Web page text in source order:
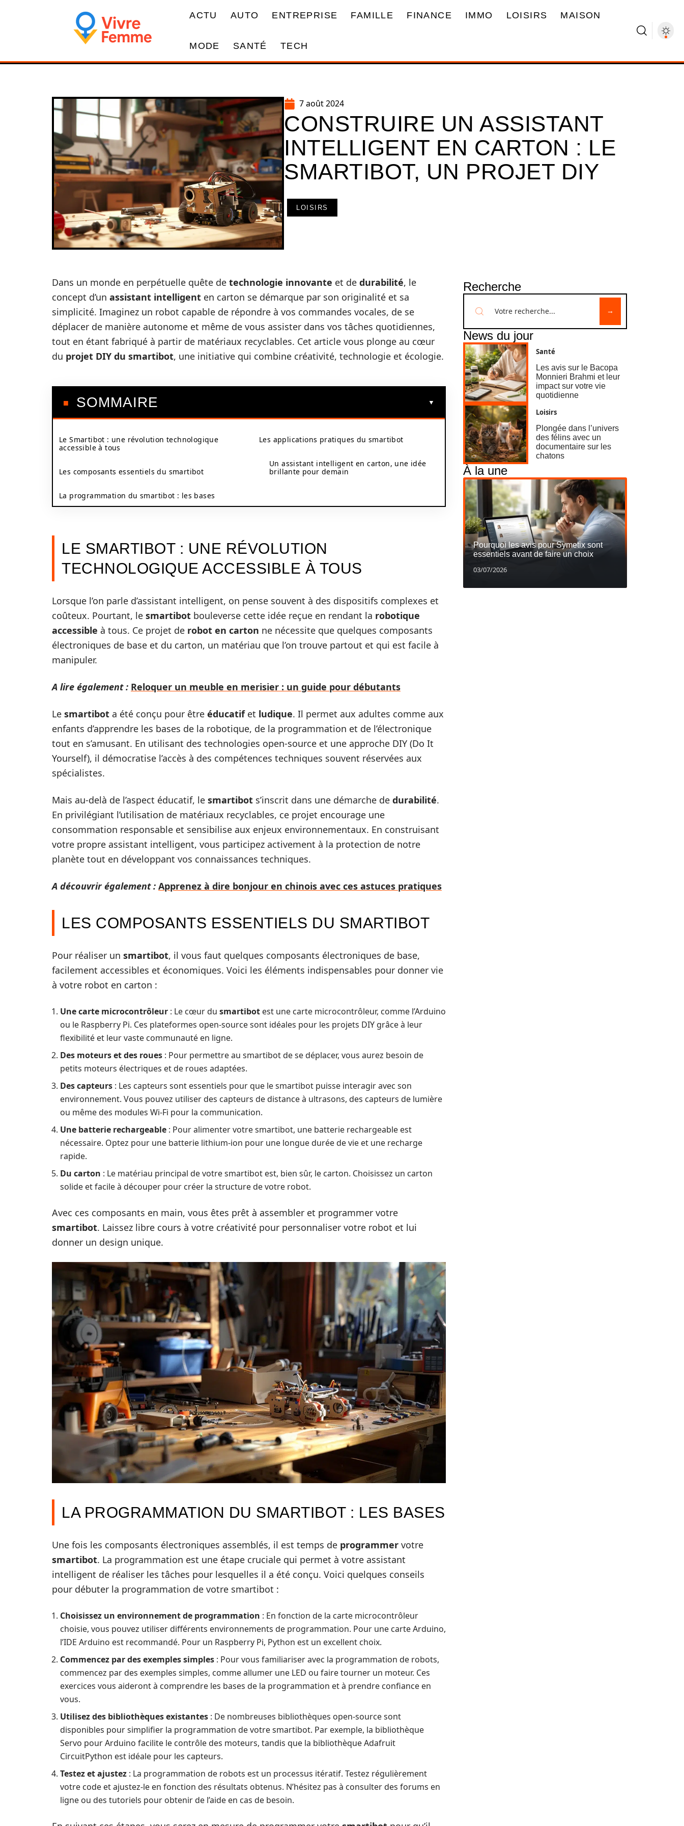
ACTU AUTO ENTREPRISE FAMILLE FINANCE IMMO LOISIRS MAISON
MODE SANTÉ TECH
7 août 2024
CONSTRUIRE UN ASSISTANT
INTELLIGENT EN CARTON : LE
SMARTIBOT, UN PROJET DIY
LOISIRS
Dans un monde en perpétuelle quête de technologie innovante et de durabilité, le
concept d’un assistant intelligent en carton se démarque par son originalité et sa
simplicité. Imaginez un robot capable de répondre à vos commandes vocales, de se
déplacer de manière autonome et même de vous assister dans vos tâches quotidiennes,
tout en étant fabriqué à partir de matériaux recyclables. Cet article vous plonge au cœur
du projet DIY du smartibot, une initiative qui combine créativité, technologie et écologie.
SOMMAIRE
Le Smartibot : une révolution technologique
accessible à tous
Les composants essentiels du smartibot
La programmation du smartibot : les bases
Les applications pratiques du smartibot
Un assistant intelligent en carton, une idée
brillante pour demain
LE SMARTIBOT : UNE RÉVOLUTION
TECHNOLOGIQUE ACCESSIBLE À TOUS
Lorsque l’on parle d’assistant intelligent, on pense souvent à des dispositifs complexes et
coûteux. Pourtant, le smartibot bouleverse cette idée reçue en rendant la robotique
accessible à tous. Ce projet de robot en carton ne nécessite que quelques composants
électroniques de base et du carton, un matériau que l’on trouve partout et qui est facile à
manipuler.
A lire également : Reloquer un meuble en merisier : un guide pour débutants
Le smartibot a été conçu pour être éducatifet ludique. Il permet aux adultes comme aux
enfants d’apprendre les bases de la robotique, de la programmation et de l’électronique
tout en s’amusant. En utilisant des technologies open-source et une approche DIY (Do It
Yourself), il démocratise l’accès à des compétences techniques souvent réservées aux
spécialistes.
Mais au-delà de l’aspect éducatif, le smartibot s’inscrit dans une démarche de durabilité.
En privilégiant l’utilisation de matériaux recyclables, ce projet encourage une
consommation responsable et sensibilise aux enjeux environnementaux. En construisant
votre propre assistant intelligent, vous participez activement à la protection de notre
planète tout en développant vos connaissances techniques.
A découvrir également : Apprenez à dire bonjour en chinois avec ces astuces pratiques
LES COMPOSANTS ESSENTIELS DU SMARTIBOT
Pour réaliser un smartibot, il vous faut quelques composants électroniques de base,
facilement accessibles et économiques. Voici les éléments indispensables pour donner vie
à votre robot en carton :
Une carte microcontrôleur : Le cœur du smartibot est une carte microcontrôleur, comme l’Arduino
ou le Raspberry Pi. Ces plateformes open-source sont idéales pour les projets DIY grâce à leur
flexibilité et leur vaste communauté en ligne.
Des moteurs et des roues : Pour permettre au smartibot de se déplacer, vous aurez besoin de
petits moteurs électriques et de roues adaptées.
Des capteurs : Les capteurs sont essentiels pour que le smartibot puisse interagir avec son
environnement. Vous pouvez utiliser des capteurs de distance à ultrasons, des capteurs de lumière
ou même des modules Wi-Fi pour la communication.
Une batterie rechargeable : Pour alimenter votre smartibot, une batterie rechargeable est
nécessaire. Optez pour une batterie lithium-ion pour une longue durée de vie et une recharge
rapide.
Du carton : Le matériau principal de votre smartibot est, bien sûr, le carton. Choisissez un carton
solide et facile à découper pour créer la structure de votre robot.
Avec ces composants en main, vous êtes prêt à assembler et programmer votre
smartibot. Laissez libre cours à votre créativité pour personnaliser votre robot et lui
donner un design unique.
LA PROGRAMMATION DU SMARTIBOT : LES BASES
Une fois les composants électroniques assemblés, il est temps de programmer votre
smartibot. La programmation est une étape cruciale qui permet à votre assistant
intelligent de réaliser les tâches pour lesquelles il a été conçu. Voici quelques conseils
pour débuter la programmation de votre smartibot :
Choisissez un environnement de programmation : En fonction de la carte microcontrôleur
choisie, vous pouvez utiliser différents environnements de programmation. Pour une carte Arduino,
l’IDE Arduino est recommandé. Pour un Raspberry Pi, Python est un excellent choix.
Commencez par des exemples simples : Pour vous familiariser avec la programmation de robots,
commencez par des exemples simples, comme allumer une LED ou faire tourner un moteur. Ces
exercices vous aideront à comprendre les bases de la programmation et à prendre confiance en
vous.
Utilisez des bibliothèques existantes : De nombreuses bibliothèques open-source sont
disponibles pour simplifier la programmation de votre smartibot. Par exemple, la bibliothèque
Servo pour Arduino facilite le contrôle des moteurs, tandis que la bibliothèque Adafruit
CircuitPython est idéale pour les capteurs.
Testez et ajustez : La programmation de robots est un processus itératif. Testez régulièrement
votre code et ajustez-le en fonction des résultats obtenus. N’hésitez pas à consulter des forums en
ligne ou des tutoriels pour obtenir de l’aide en cas de besoin.
Recherche
News du jour
Santé
Les avis sur le Bacopa
Monnieri Brahmi et leur
impact sur votre vie
quotidienne
Loisirs
Plongée dans l’univers
des félins avec un
documentaire sur les
chatons
À la une
Pourquoi les avis pour Symetix sont
essentiels avant de faire un choix
03/07/2026